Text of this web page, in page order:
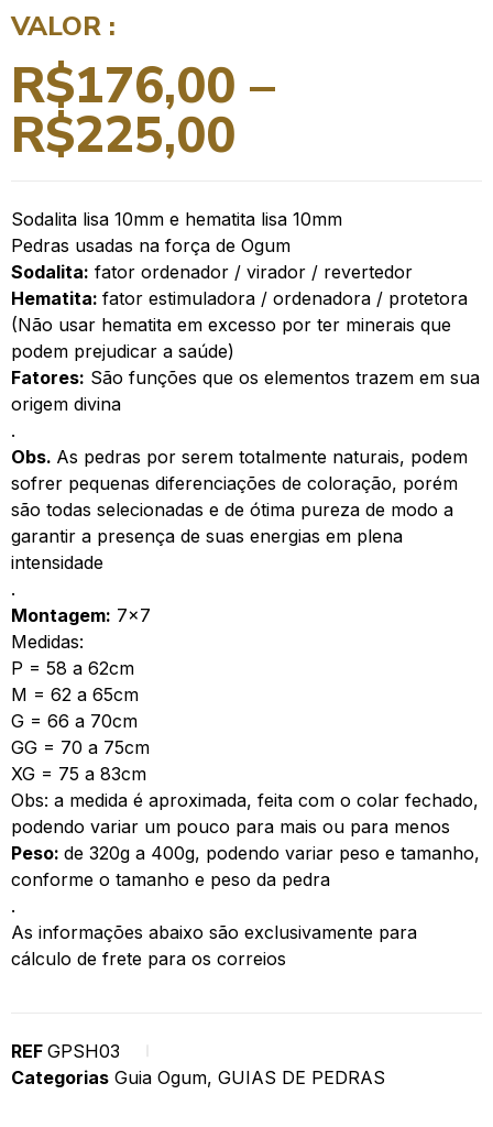
VALOR :
R$176,00 –
R$225,00
Sodalita lisa 10mm e hematita lisa 10mm
Pedras usadas na força de Ogum
Sodalita: fator ordenador / virador / revertedor
Hematita: fator estimuladora / ordenadora / protetora
(Não usar hematita em excesso por ter minerais que
podem prejudicar a saúde)
Fatores: São funções que os elementos trazem em sua
origem divina
.
Obs. As pedras por serem totalmente naturais, podem
sofrer pequenas diferenciações de coloração, porém
são todas selecionadas e de ótima pureza de modo a
garantir a presença de suas energias em plena
intensidade
.
Montagem: 7×7
Medidas:
P = 58 a 62cm
M = 62 a 65cm
G = 66 a 70cm
GG = 70 a 75cm
XG = 75 a 83cm
Obs: a medida é aproximada, feita com o colar fechado,
podendo variar um pouco para mais ou para menos
Peso: de 320g a 400g, podendo variar peso e tamanho,
conforme o tamanho e peso da pedra
.
As informações abaixo são exclusivamente para
cálculo de frete para os correios
REF GPSH03
Categorias Guia Ogum, GUIAS DE PEDRAS